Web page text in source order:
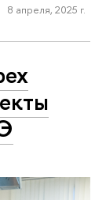
8 апреля, 2025 г.